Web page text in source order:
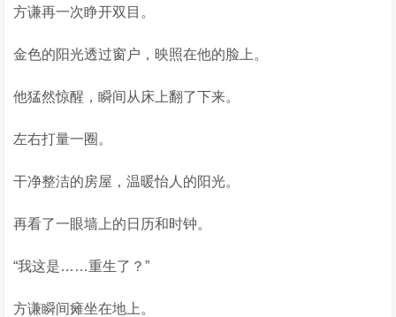
方谦再一次睁开双目。
金色的阳光透过窗户，映照在他的脸上。
他猛然惊醒，瞬间从床上翻了下来。
左右打量一圈。
干净整洁的房屋，温暖怡人的阳光。
再看了一眼墙上的日历和时钟。
“我这是……重生了？”
方谦瞬间瘫坐在地上。